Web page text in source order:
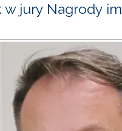
w jury Nagrody